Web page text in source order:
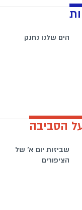
הים שלנו נחנק
הסביבה
שביזות יום א' של
הציפורים